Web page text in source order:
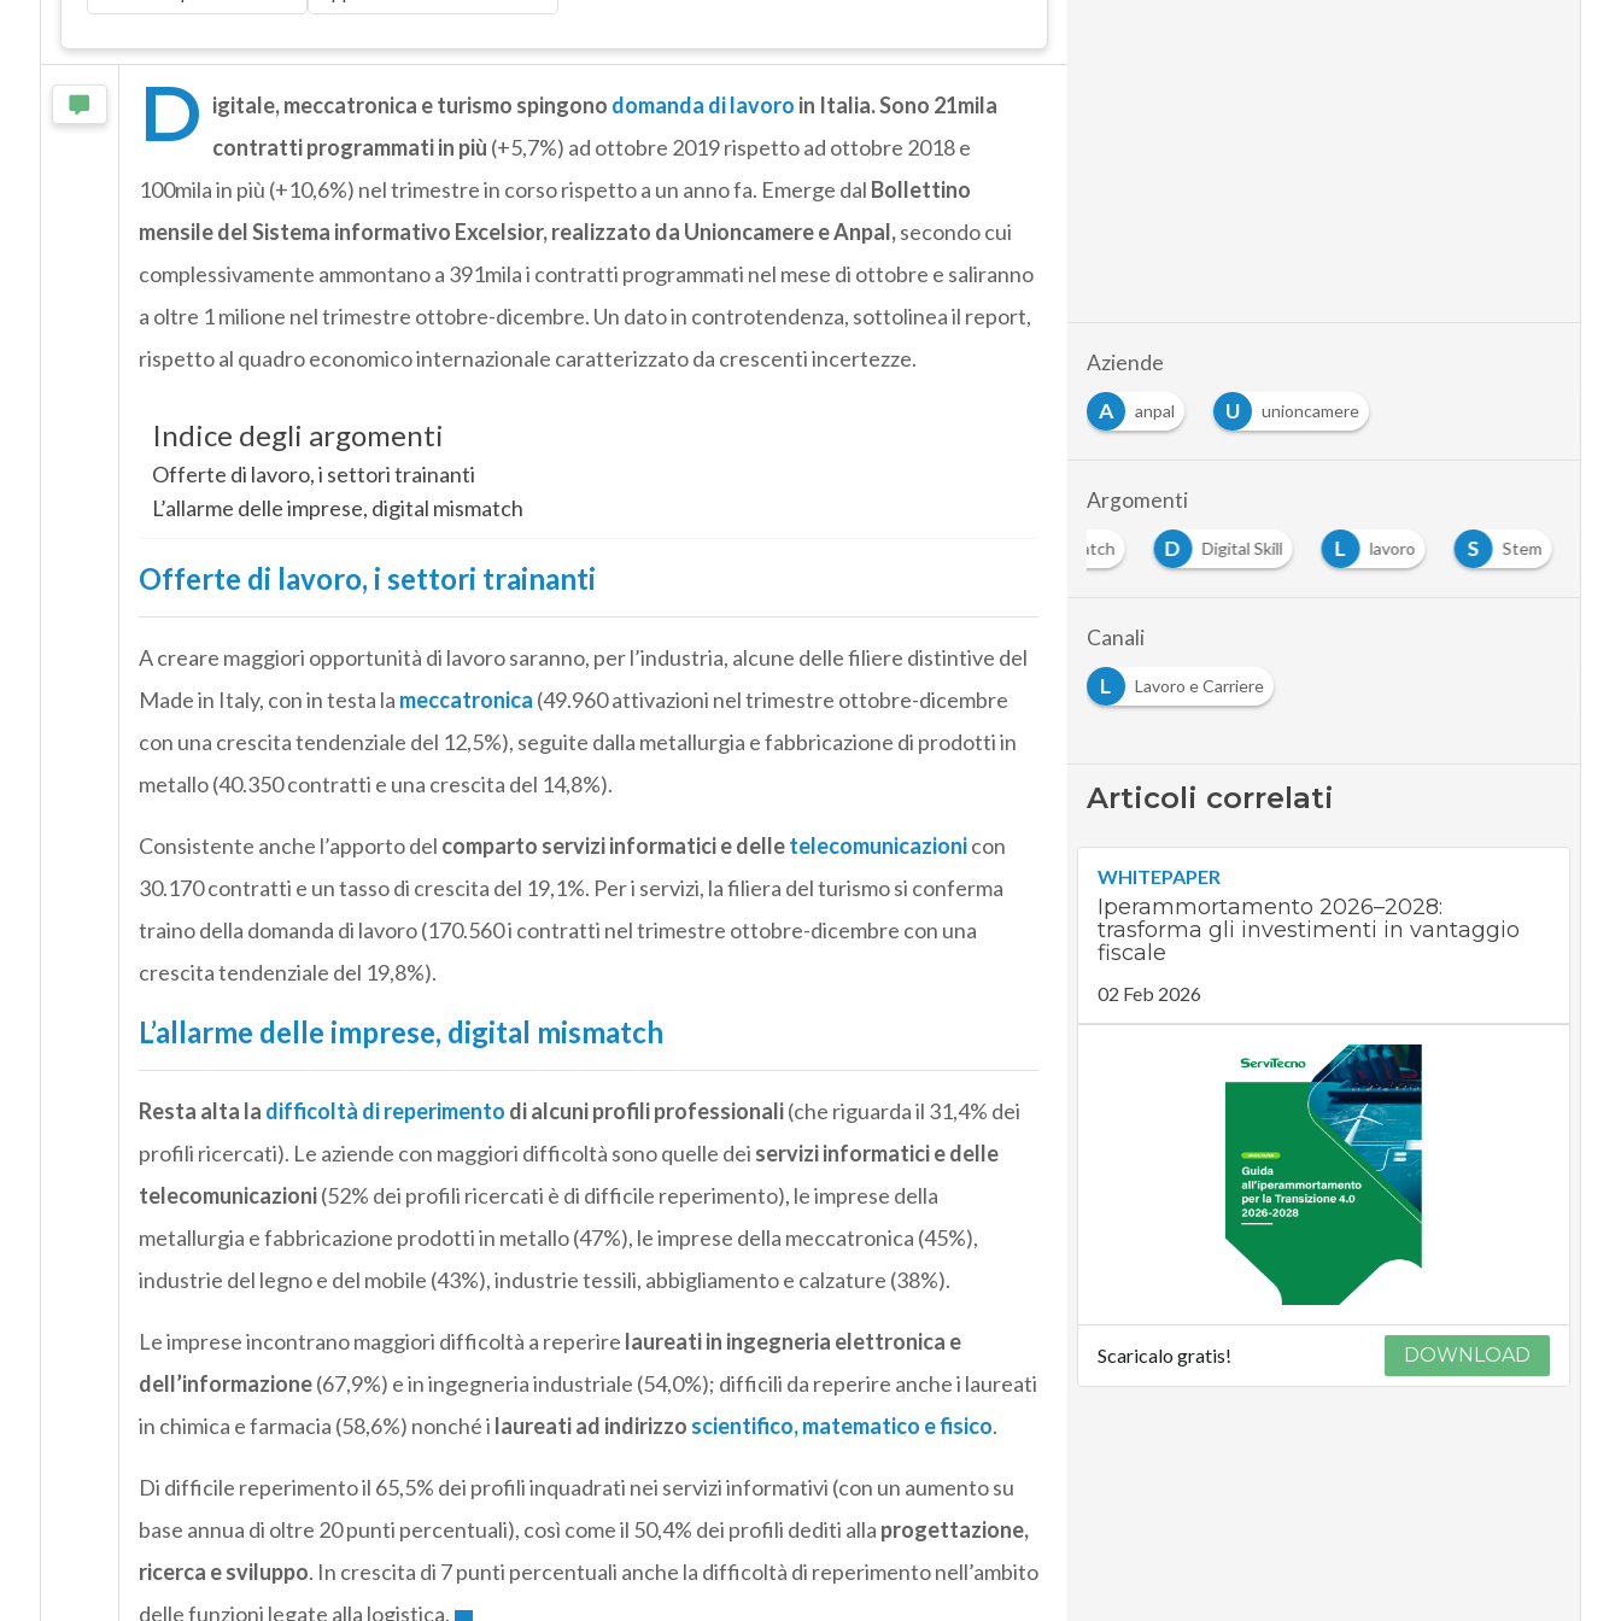
D igitale, meccatronica e turismo spingono domanda di lavoro in Italia. Sono 21mila
contratti programmati in più (+5,7%) ad ottobre 2019 rispetto ad ottobre 2018 e
100mila in più (+10,6%) nel trimestre in corso rispetto a un anno fa. Emerge dal Bollettino
mensile del Sistema informativo Excelsior, realizzato da Unioncamere e Anpal,secondo cui
complessivamente ammontano a 391mila i contratti programmati nel mese di ottobre e saliranno
a oltre 1 milione nel trimestre ottobre-dicembre. Un dato in controtendenza, sottolinea il report,
rispetto al quadro economico internazionale caratterizzato da crescenti incertezze.
Indice degli argomenti
Offerte di lavoro, i settori trainanti
L’allarme delle imprese, digital mismatch
Offerte di lavoro, i settori trainanti
A creare maggiori opportunità di lavoro saranno, per l’industria, alcune delle filiere distintive del
Made in Italy, con in testa la meccatronica (49.960 attivazioni nel trimestre ottobre-dicembre
con una crescita tendenziale del 12,5%), seguite dalla metallurgia e fabbricazione di prodotti in
metallo (40.350 contratti e una crescita del 14,8%).
Consistente anche l’apporto del comparto servizi informatici e delletelecomunicazionicon
30.170 contratti e un tasso di crescita del 19,1%. Per i servizi, la filiera del turismo si conferma
traino della domanda di lavoro (170.560 i contratti nel trimestre ottobre-dicembre con una
crescita tendenziale del 19,8%).
L’allarme delle imprese, digital mismatch
Resta alta la difficoltà di reperimento di alcuni profili professionali(che riguarda il 31,4% dei
profili ricercati). Le aziende con maggiori difficoltà sono quelle dei servizi informatici e delle
telecomunicazioni(52% dei profili ricercati è di difficile reperimento), le imprese della
metallurgia e fabbricazione prodotti in metallo (47%), le imprese della meccatronica (45%),
industrie del legno e del mobile (43%), industrie tessili, abbigliamento e calzature (38%).
Le imprese incontrano maggiori difficoltà a reperire laureati in ingegneria elettronica e
dell’informazione(67,9%) e in ingegneria industriale (54,0%); difficili da reperire anche i laureati
in chimica e farmacia (58,6%) nonché i laureati ad indirizzo scientifico, matematico e fisico.
Di difficile reperimento il 65,5% dei profili inquadrati nei servizi informativi (con un aumento su
base annua di oltre 20 punti percentuali), così come il 50,4% dei profili dediti alla progettazione,
ricerca e sviluppo. In crescita di 7 punti percentuali anche la difficoltà di reperimento nell’ambito
delle funzioni legate alla logistica.
Aziende
A
anpal U unioncamere
Argomenti
digital mismatch D Digital Skill L lavoro S Stem
Canali
L
Lavoro e Carriere
Articoli correlati
WHITEPAPER
Iperammortamento 2026–2028:
trasforma gli investimenti in vantaggio
fiscale
02 Feb 2026
Scaricalo gratis! DOWNLOAD